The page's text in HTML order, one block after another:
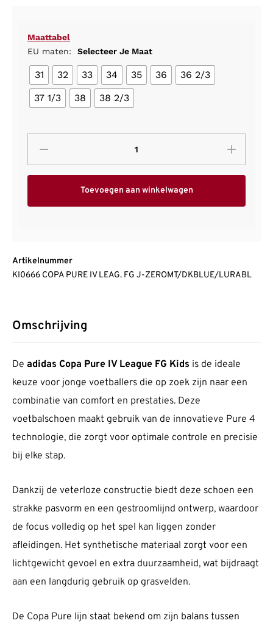
Maattabel
EU maten:
Selecteer Je Maat
31 32 33 34 35 36
36 2/3
37 1/3
38 38 2/3
Toevoegen aan winkelwagen
Artikelnummer
KI0666 COPA PURE IV LEAG. FG J-ZEROMT/DKBLUE/LURABL
Omschrijving
De adidas Copa Pure IV League FG Kids is de ideale
keuze voor jonge voetballers die op zoek zijn naar een
combinatie van comfort en prestaties. Deze
voetbalschoen maakt gebruik van de innovatieve Pure 4
technologie, die zorgt voor optimale controle en precisie
bij elke stap.
Dankzij de veterloze constructie biedt deze schoen een
strakke pasvorm en een gestroomlijnd ontwerp, waardoor
de focus volledig op het spel kan liggen zonder
afleidingen. Het synthetische materiaal zorgt voor een
lichtgewicht gevoel en extra duurzaamheid, wat bijdraagt
aan een langdurig gebruik op grasvelden.
De Copa Pure lijn staat bekend om zijn balans tussen